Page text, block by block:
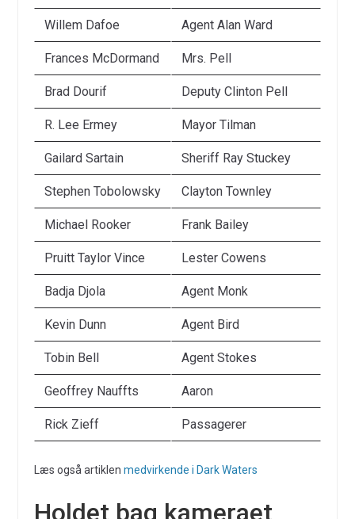
Willem Dafoe Agent Alan Ward
Frances McDormand Mrs. Pell
Brad Dourif Deputy Clinton Pell
R. Lee Ermey Mayor Tilman
Gailard Sartain Sheriff Ray Stuckey
Stephen Tobolowsky Clayton Townley
Michael Rooker Frank Bailey
Pruitt Taylor Vince Lester Cowens
Badja Djola Agent Monk
Kevin Dunn Agent Bird
Tobin Bell Agent Stokes
Geoffrey Nauffts Aaron
Rick Zieff Passagerer
Læs også artiklen medvirkende i Dark Waters
Holdet bag kameraet